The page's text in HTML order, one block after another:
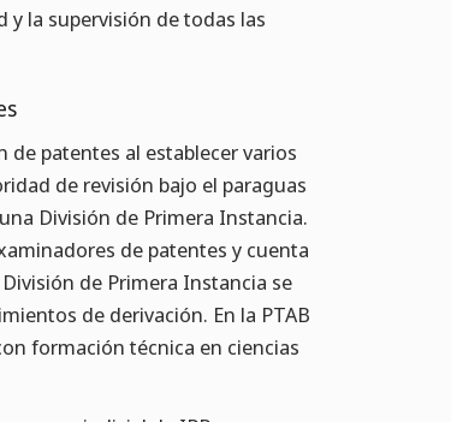
y la supervisión de todas las
de patentes al establecer varios
de revisión bajo el paraguas
División de Primera Instancia.
de patentes y cuenta
de Primera Instancia se
de derivación. En la PTAB
formación técnica en ciencias